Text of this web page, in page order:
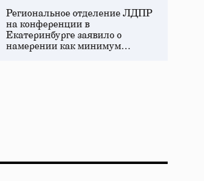
Региональное отделение ЛДПР
на конференции в
Екатеринбурге заявило о
намерении как минимум…